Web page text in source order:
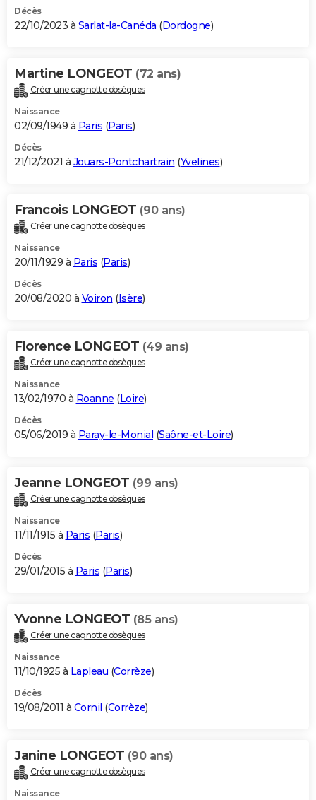
Décès
22/10/2023 à Sarlat-la-Canéda (Dordogne)
Martine LONGEOT (72 ans)
Créer une cagnotte obsèques
Naissance
02/09/1949 à Paris (Paris)
Décès
21/12/2021 à Jouars-Pontchartrain (Yvelines)
Francois LONGEOT (90 ans)
Créer une cagnotte obsèques
Naissance
20/11/1929 à Paris (Paris)
Décès
20/08/2020 à Voiron (Isère)
Florence LONGEOT (49 ans)
Créer une cagnotte obsèques
Naissance
13/02/1970 à Roanne (Loire)
Décès
05/06/2019 à Paray-le-Monial (Saône-et-Loire)
Jeanne LONGEOT (99 ans)
Créer une cagnotte obsèques
Naissance
11/11/1915 à Paris (Paris)
Décès
29/01/2015 à Paris (Paris)
Yvonne LONGEOT (85 ans)
Créer une cagnotte obsèques
Naissance
11/10/1925 à Lapleau (Corrèze)
Décès
19/08/2011 à Cornil (Corrèze)
Janine LONGEOT (90 ans)
Créer une cagnotte obsèques
Naissance